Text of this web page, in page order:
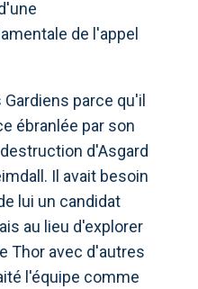
de l'appel
parce qu'il
ébranlée par son
d'Asgard
Il avait besoin
lui un candidat
au lieu d'explorer
Thor avec d'autres
l'équipe comme